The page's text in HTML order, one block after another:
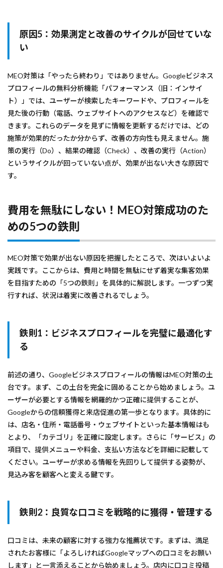
原因5：効果測定と改善のサイクルが回せていな
い
MEO対策は「やったら終わり」ではありません。Googleビジネス
プロフィールの無料分析機能「パフォーマンス（旧：インサイ
ト）」では、ユーザーが検索したキーワードや、プロフィールを
見た後の行動（電話、ウェブサイトへのアクセスなど）を確認で
きます。これらのデータを見ずに情報を更新するだけでは、どの
施策が効果的だったか分からず、改善の方向性も見えません。施
策の実行（Do）、結果の確認（Check）、改善の実行（Action）
というサイクルが回っていない点が、効果が出ない大きな原因で
す。
費用を無駄にしない！MEO対策成功のた
めの5つの鉄則
MEO対策で効果が出ない原因を把握したところで、次はいよいよ
実践です。ここからは、費用と時間を無駄にせず着実な集客効果
を目指すための「5つの鉄則」を具体的に解説します。一つずつ実
行すれば、状況は着実に改善されるでしょう。
鉄則1：ビジネスプロフィールを完璧に最適化す
る
前述の通り、Googleビジネスプロフィールの情報はMEO対策の土
台です。まず、この土台を完全に固めることから始めましょう。ユ
ーザーが必要とする情報を網羅的かつ正確に提供することが、
Googleからの信頼獲得と来店促進の第一歩となります。具体的に
は、店名・住所・電話番号・ウェブサイトといった基本情報はも
とより、「カテゴリ」を正確に設定します。さらに「サービス」の
項目で、提供メニューや料金、支払い方法などを詳細に記載して
ください。ユーザーが求める情報を先回りして提供する姿勢が、
見込み客を顧客へと変える鍵です。
鉄則2：良質な口コミを戦略的に獲得・管理する
口コミは、未来の顧客に対する強力な推薦状です。まずは、満足
されたお客様に「よろしければGoogleマップへの口コミをお願い
します」と一言添えることから始めましょう。店内に口コミ投稿